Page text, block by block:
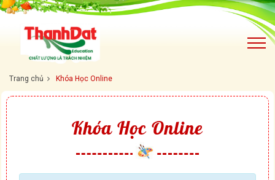
Trang chủ Khóa Học Online
Khóa Học Online